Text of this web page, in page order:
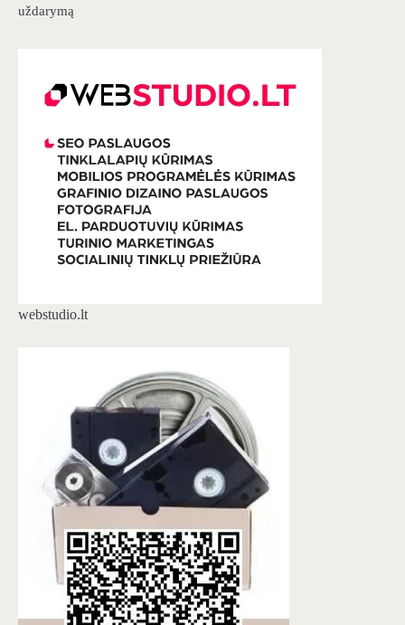
uždarymą
webstudio.lt